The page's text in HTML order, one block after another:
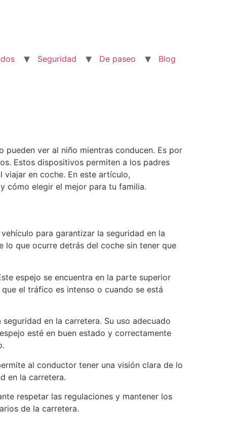
Seguridad De paseo Blog
pueden ver al niño mientras conducen. Es por
Estos dispositivos permiten a los padres
en coche. En este artículo,
cómo elegir el mejor para tu familia.
para garantizar la seguridad en la
lo que ocurre detrás del coche sin tener que
espejo se encuentra en la parte superior
el tráfico es intenso o cuando se está
en la carretera. Su uso adecuado
esté en buen estado y correctamente
al conductor tener una visión clara de lo
en la carretera.
respetar las regulaciones y mantener los
de la carretera.